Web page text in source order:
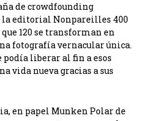
de crowdfounding
editorial Nonpareilles 400
120 se transforman en
fotografía vernacular única.
podía liberar al fin a esos
vida nueva gracias a sus
en papel Munken Polar de